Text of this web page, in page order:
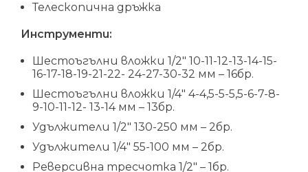
Телескопична дръжка
Инструменти:
Шестоъгълни вложки 1/2″ 10-11-12-13-14-15-
16-17-18-19-21-22- 24-27-30-32 мм – 16бр.
Шестоъгълни вложки 1/4″ 4-4,5-5-5,5-6-7-8-
9-10-11-12- 13-14 мм – 13бр.
Удължители 1/2″ 130-250 мм – 2бр.
Удължители 1/4″ 55-100 мм – 2бр.
Реверсивна тресчотка 1/2″ – 1бр.